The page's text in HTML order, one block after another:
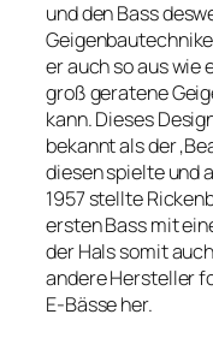
und den Bass
er auch so aus wie
groß geratene
kann. Dieses
bekannt als der
diesen spielte und
1957 stellte
ersten Bass mit
der Hals somit
andere Hersteller
E-Bässe her.